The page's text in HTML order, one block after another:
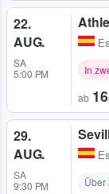
22.
AUG.
SA
5:00 PM
In
ab
29.
AUG.
SA
9:30 PM
Über